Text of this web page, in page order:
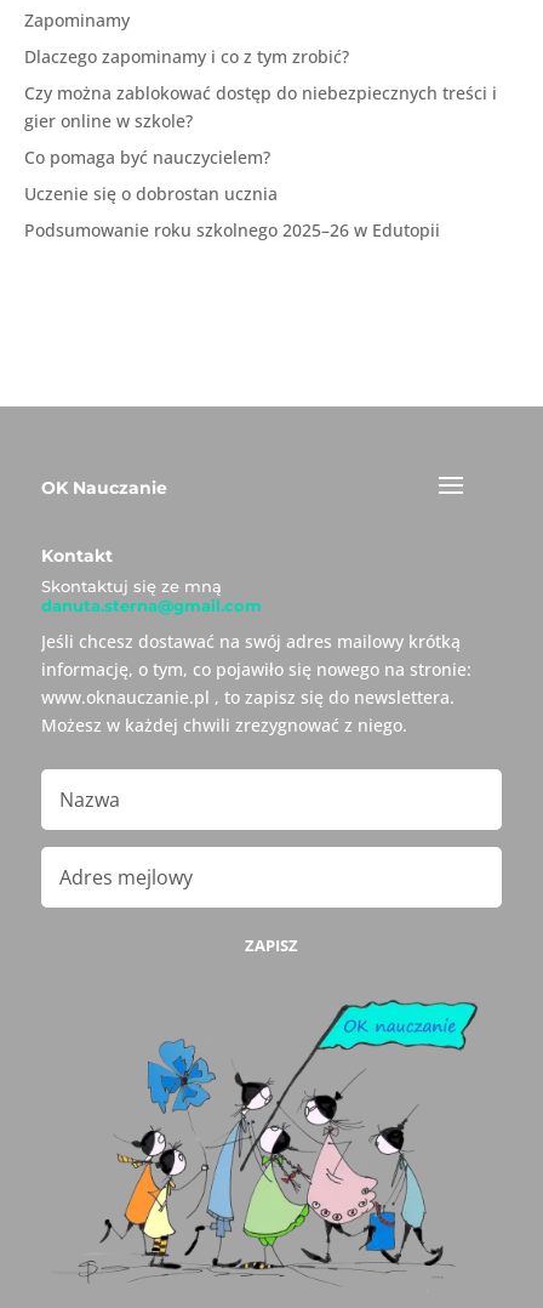
Zapominamy
Dlaczego zapominamy i co z tym zrobić?
Czy można zablokować dostęp do niebezpiecznych treści i
gier online w szkole?
Co pomaga być nauczycielem?
Uczenie się o dobrostan ucznia
Podsumowanie roku szkolnego 2025–26 w Edutopii
OK Nauczanie
Kontakt
Skontaktuj się ze mną
danuta.sterna@gmail.com
Jeśli chcesz dostawać na swój adres mailowy krótką
informację, o tym, co pojawiło się nowego na stronie:
www.oknauczanie.pl , to zapisz się do newslettera.
Możesz w każdej chwili zrezygnować z niego.
ZAPISZ